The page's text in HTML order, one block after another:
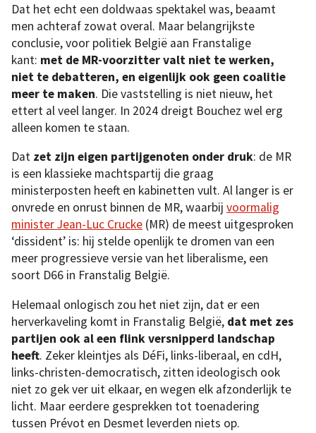
Dat het echt een doldwaas spektakel was, beaamt
men achteraf zowat overal. Maar belangrijkste
conclusie, voor politiek België aan Franstalige
kant: met de MR-voorzitter valt niet te werken,
niet te debatteren, en eigenlijk ook geen coalitie
meer te maken. Die vaststelling is niet nieuw, het
ettert al veel langer. In 2024 dreigt Bouchez wel erg
alleen komen te staan.
Dat zet zijn eigen partijgenoten onder druk: de MR
is een klassieke machtspartij die graag
ministerposten heeft en kabinetten vult. Al langer is er
onvrede en onrust binnen de MR, waarbij voormalig
minister Jean-Luc Crucke (MR) de meest uitgesproken
‘dissident’ is: hij stelde openlijk te dromen van een
meer progressieve versie van het liberalisme, een
soort D66 in Franstalig België.
Helemaal onlogisch zou het niet zijn, dat er een
herverkaveling komt in Franstalig België, dat met zes
partijen ook al een flink versnipperd landschap
heeft. Zeker kleintjes als DéFi, links-liberaal, en cdH,
links-christen-democratisch, zitten ideologisch ook
niet zo gek ver uit elkaar, en wegen elk afzonderlijk te
licht. Maar eerdere gesprekken tot toenadering
tussen Prévot en Desmet leverden niets op.